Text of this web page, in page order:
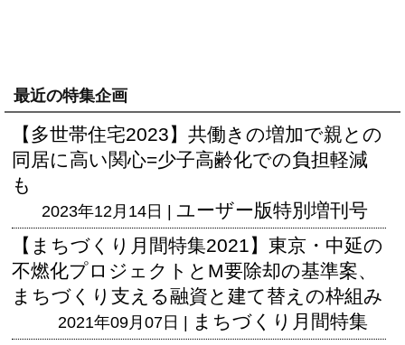
最近の特集企画
【多世帯住宅2023】共働きの増加で親との
同居に高い関心=少子高齢化での負担軽減
も
2023年12月14日 | ユーザー版特別増刊号
【まちづくり月間特集2021】東京・中延の
不燃化プロジェクトとM要除却の基準案、
まちづくり支える融資と建て替えの枠組み
2021年09月07日 |
まちづくり月間特集